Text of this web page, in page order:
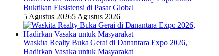
Buktikan Eksistensi di Pasar Global
5 Agustus 20265 Agustus 2026
Waskita Realty Buka Gerai di Danantara Expo 2026,
Hadirkan Vasaka untuk Masyarakat